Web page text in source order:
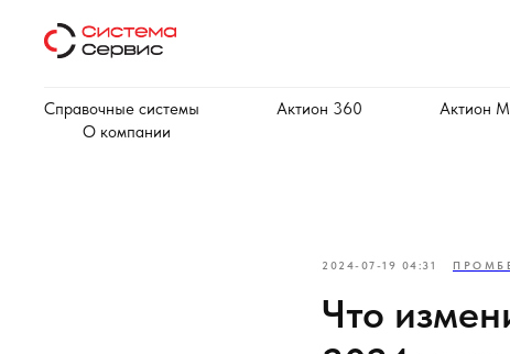
Справочные системы Актион 360 Актион
О компании
2024-07-19 04:31
Что